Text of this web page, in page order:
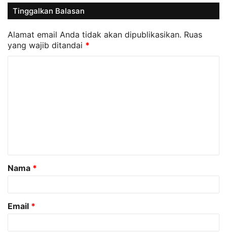
Tinggalkan Balasan
Alamat email Anda tidak akan dipublikasikan. Ruas
yang wajib ditandai *
a
r
Nama *
Email *